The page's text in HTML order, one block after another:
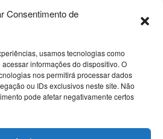
Consentimento de
usamos tecnologias como
informações do dispositivo. O
nos permitirá processar dados
ou IDs exclusivos neste site. Não
pode afetar negativamente certos